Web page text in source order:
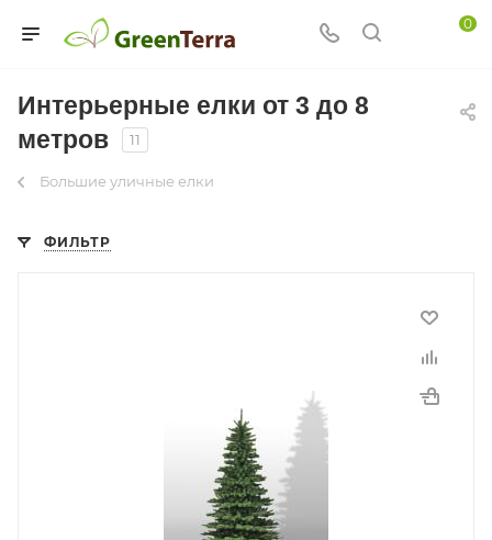
0
Интерьерные елки от 3 до 8
метров
11
Большие уличные елки
ФИЛЬТР